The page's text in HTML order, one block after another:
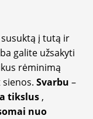
į tutą ir
galite užsakyti
rėminimą
Svarbu –
tikslus,
nuo